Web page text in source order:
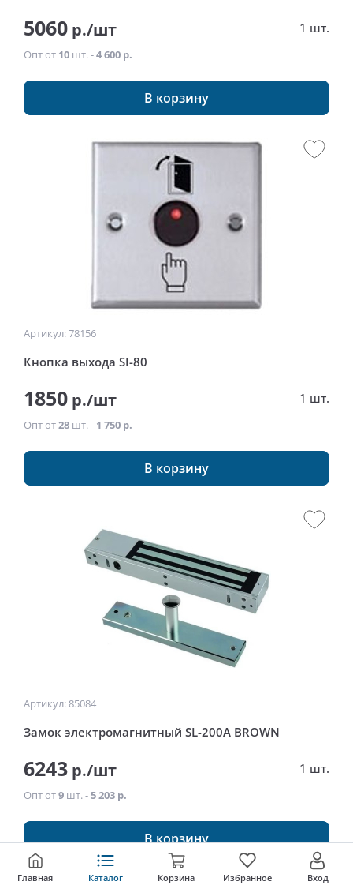
Главная Каталог Вход
Избранное
Корзина
5060 р./шт 1 шт.
Опт от 10 шт. -4 600 р.
В корзину
Артикул: 78156
Кнопка выхода SI-80
1850 р./шт 1 шт.
Опт от28 шт. - 1 750 р.
В корзину
Артикул: 85084
Замок электромагнитный SL-200A BROWN
6243 р./шт 1 шт.
Опт от9 шт. -5 203 р.
В корзину